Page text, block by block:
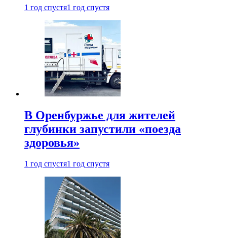
1 год спустя1 год спустя
В Оренбуржье для жителей
глубинки запустили «поезда
здоровья»
1 год спустя1 год спустя